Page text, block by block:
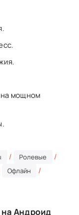
на мощном
/ Ролевые /
Офлайн /
Андроид